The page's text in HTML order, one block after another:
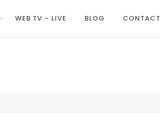
WEB TV – LIVE BLOG CONTACT